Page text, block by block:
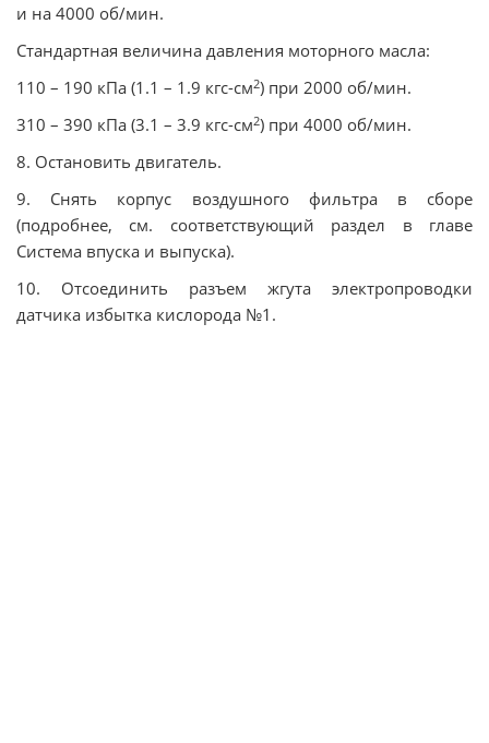
и на 4000 об/мин.
Стандартная величина давления моторного масла:
110 – 190 кПа (1.1 – 1.9 кгс-см2) при 2000 об/мин.
310 – 390 кПа (3.1 – 3.9 кгс-см2) при 4000 об/мин.
8. Остановить двигатель.
9. Снять корпус воздушного фильтра в сборе
(подробнее, см. соответствующий раздел в главе
Система впуска и выпуска).
10. Отсоединить разъем жгута электропроводки
датчика избытка кислорода №1.